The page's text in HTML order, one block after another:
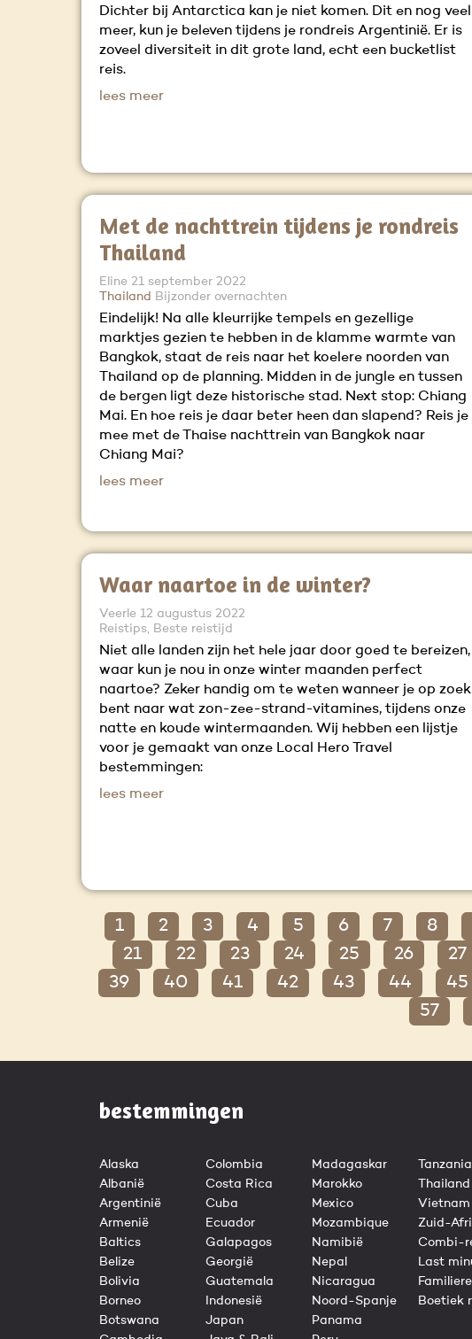
Dichter bij Antarctica kan je niet komen. Dit en nog veel
meer, kun je beleven tijdens je rondreis Argentinië. Er is
zoveel diversiteit in dit grote land, echt een bucketlist
reis.
lees meer
Met de nachttrein tijdens je rondreis
Thailand
Eline 21 september 2022
Thailand Bijzonder overnachten
Eindelijk! Na alle kleurrijke tempels en gezellige
marktjes gezien te hebben in de klamme warmte van
Bangkok, staat de reis naar het koelere noorden van
Thailand op de planning. Midden in de jungle en tussen
de bergen ligt deze historische stad. Next stop: Chiang
Mai. En hoe reis je daar beter heen dan slapend? Reis je
mee met de Thaise nachttrein van Bangkok naar
Chiang Mai?
lees meer
Waar naartoe in de winter?
Veerle 12 augustus 2022
Reistips, Beste reistijd
Niet alle landen zijn het hele jaar door goed te bereizen,
waar kun je nou in onze winter maanden perfect
naartoe? Zeker handig om te weten wanneer je op zoek
bent naar wat zon-zee-strand-vitamines, tijdens onze
natte en koude wintermaanden. Wij hebben een lijstje
voor je gemaakt van onze Local Hero Travel
bestemmingen:
lees meer
1 2 3 4 5 6 7 8
21
22 23 24 25 26 27
39
40 41 42 43 44 45
57
bestemmingen
Alaska
Albanië
Argentinië
Armenië
Baltics
Belize
Bolivia
Borneo
Botswana
Colombia
Costa Rica
Cuba
Ecuador
Galapagos
Georgië
Guatemala
Indonesië
Japan
Madagaskar
Marokko
Mexico
Mozambique
Namibië
Nepal
Nicaragua
Noord-Spanje
Panama
Tanzania
Thailand
Vietnam
Zuid-
Combi-
Last
Boetiek